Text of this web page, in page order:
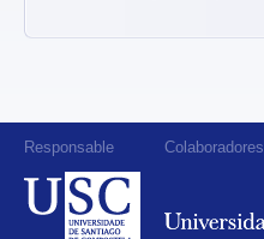
Responsable Colaboradores